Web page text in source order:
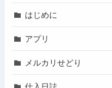
はじめに
アプリ
メルカリせどり